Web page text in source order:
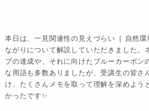
本日は、一見関連性の見えづらい［ 自然
ながりについて解説していただきました。
ブの達成や、それに向けたブルーカーボン
な用語も多数ありましたが、受講生の皆さ
け、たくさんメモを取って理解を深めよう
かったです✨